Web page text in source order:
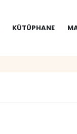
KÜTÜPHANE